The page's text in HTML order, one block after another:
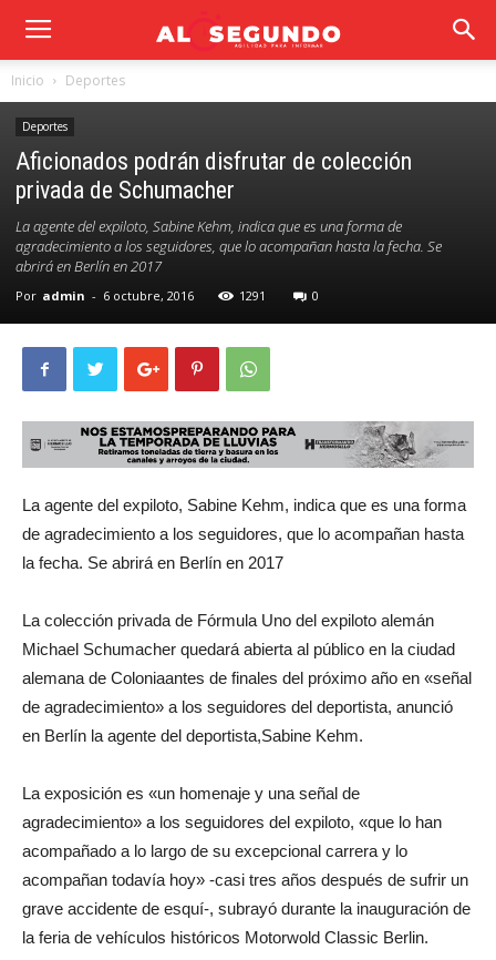
Inicio Deportes
Deportes
Aficionados podrán disfrutar de colección
privada de Schumacher
La agente del expiloto, Sabine Kehm, indica que es una forma de
agradecimiento a los seguidores, que lo acompañan hasta la fecha. Se
abrirá en Berlín en 2017
Por admin - 6 octubre, 2016 1291 0
La agente del expiloto, Sabine Kehm, indica que es una forma
de agradecimiento a los seguidores, que lo acompañan hasta
la fecha. Se abrirá en Berlín en 2017
La colección privada de Fórmula Uno del expiloto alemán
Michael Schumacher quedará abierta al público en la ciudad
alemana de Coloniaantes de finales del próximo año en «señal
de agradecimiento» a los seguidores del deportista, anunció
en Berlín la agente del deportista,Sabine Kehm.
La exposición es «un homenaje y una señal de
agradecimiento» a los seguidores del expiloto, «que lo han
acompañado a lo largo de su excepcional carrera y lo
acompañan todavía hoy» -casi tres años después de sufrir un
grave accidente de esquí-, subrayó durante la inauguración de
la feria de vehículos históricos Motorwold Classic Berlin.